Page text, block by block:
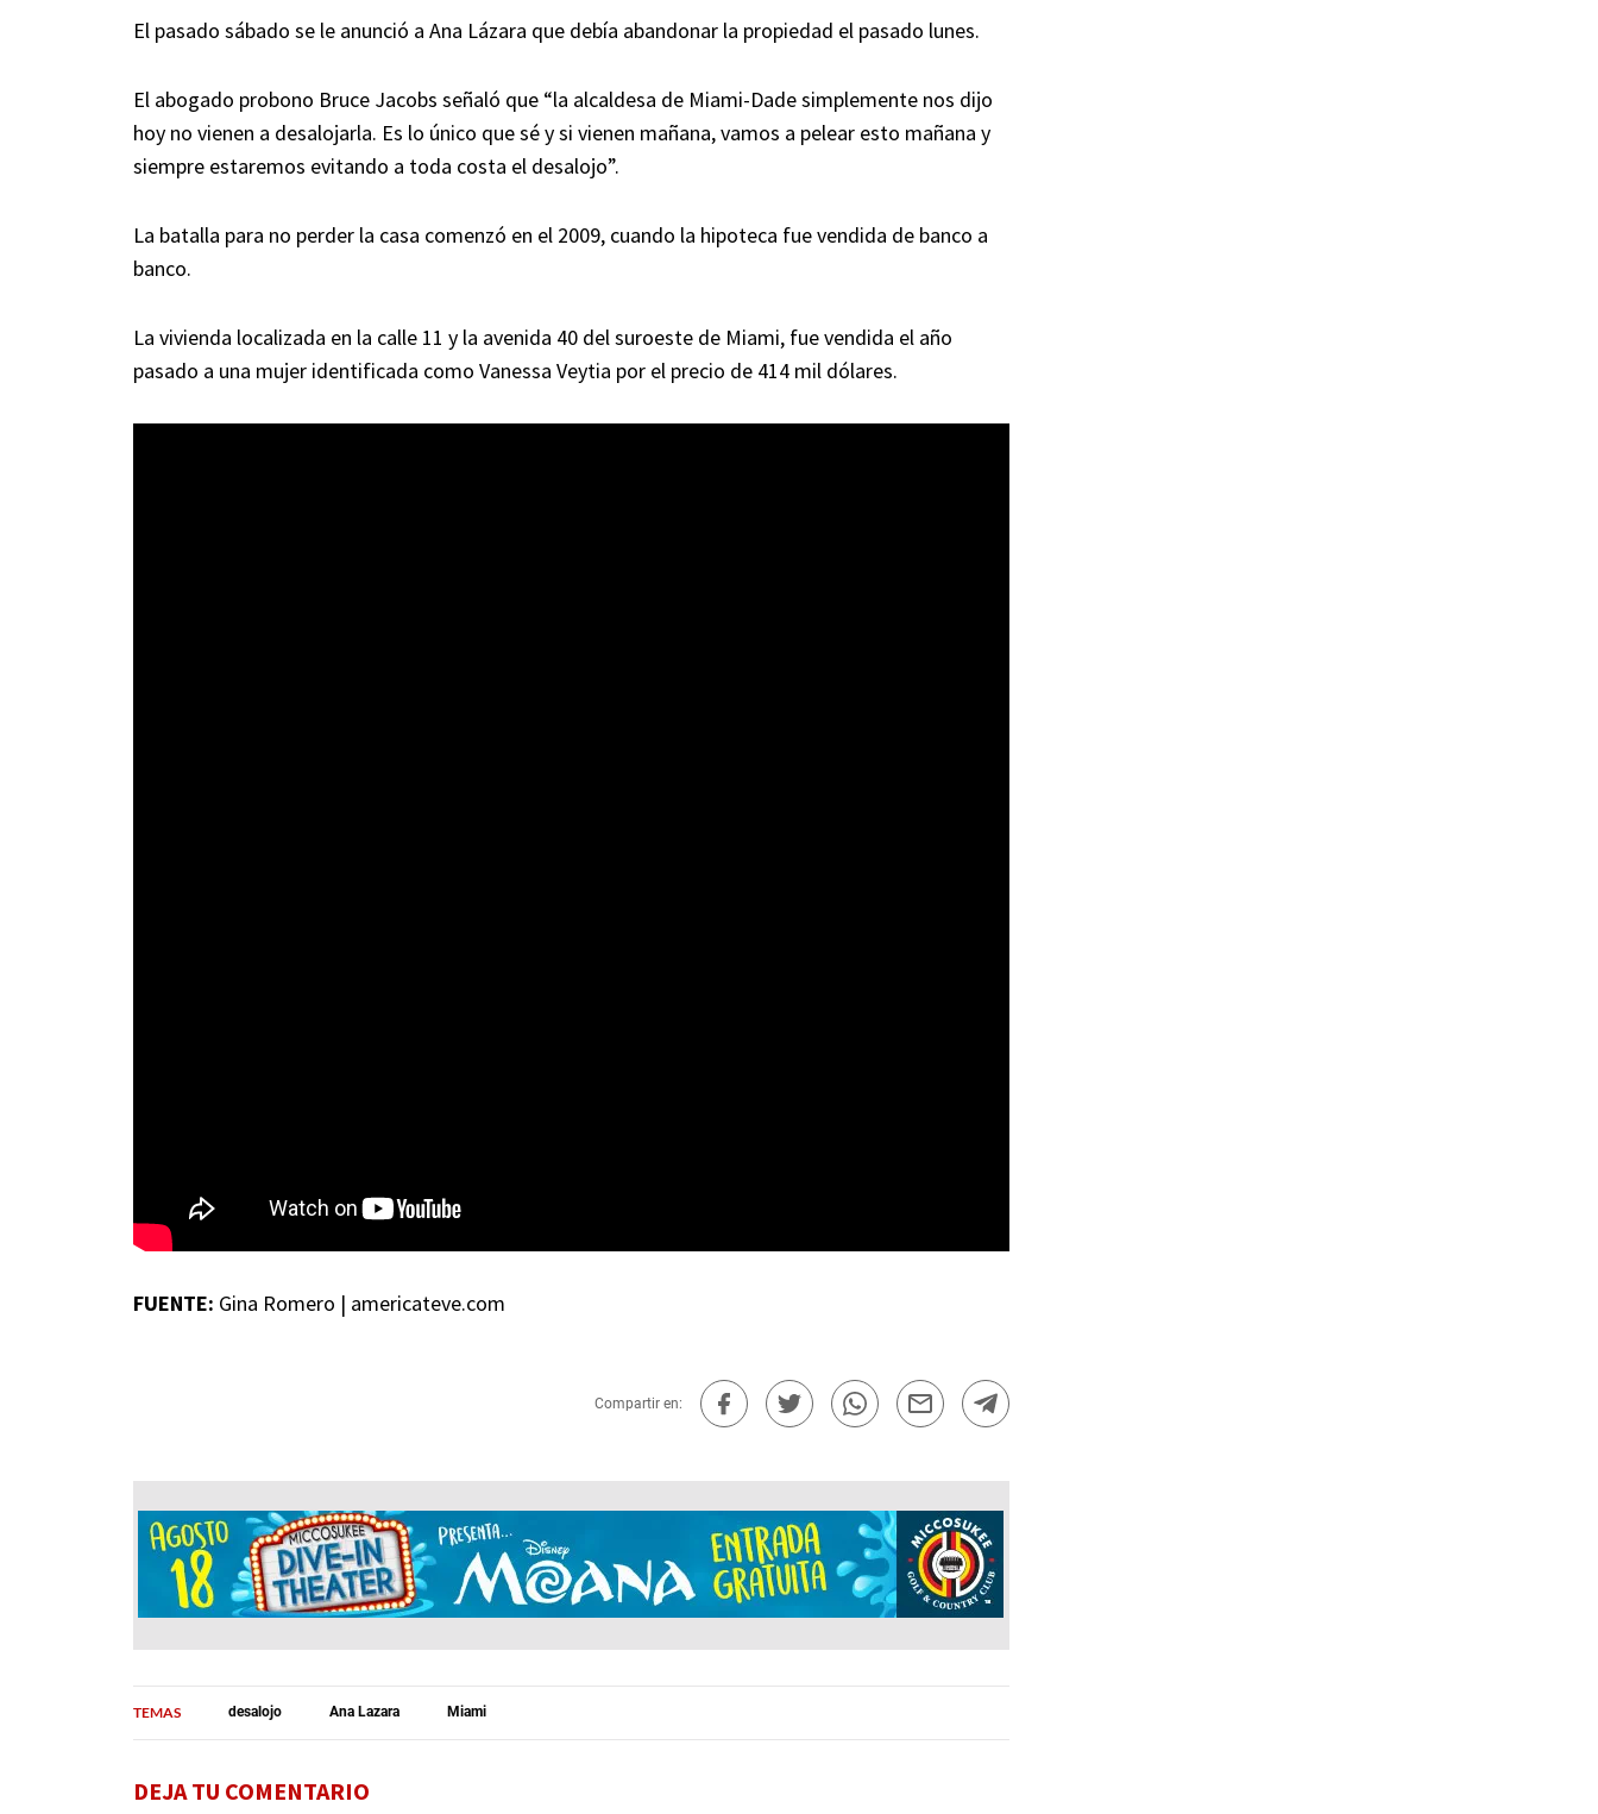
El pasado sábado se le anunció a Ana Lázara que debía abandonar la propiedad el pasado lunes.
El abogado probono Bruce Jacobs señaló que “la alcaldesa de Miami-Dade simplemente nos dijo
hoy no vienen a desalojarla. Es lo único que sé y si vienen mañana, vamos a pelear esto mañana y
siempre estaremos evitando a toda costa el desalojo”.
La batalla para no perder la casa comenzó en el 2009, cuando la hipoteca fue vendida de banco a
banco.
La vivienda localizada en la calle 11 y la avenida 40 del suroeste de Miami, fue vendida el año
pasado a una mujer identificada como Vanessa Veytia por el precio de 414 mil dólares.
FUENTE: Gina Romero | americateve.com
Compartir en:
TEMAS desalojo Ana Lazara Miami
DEJA TU COMENTARIO